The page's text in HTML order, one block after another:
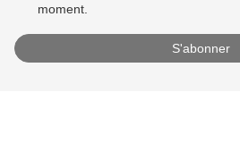
moment.